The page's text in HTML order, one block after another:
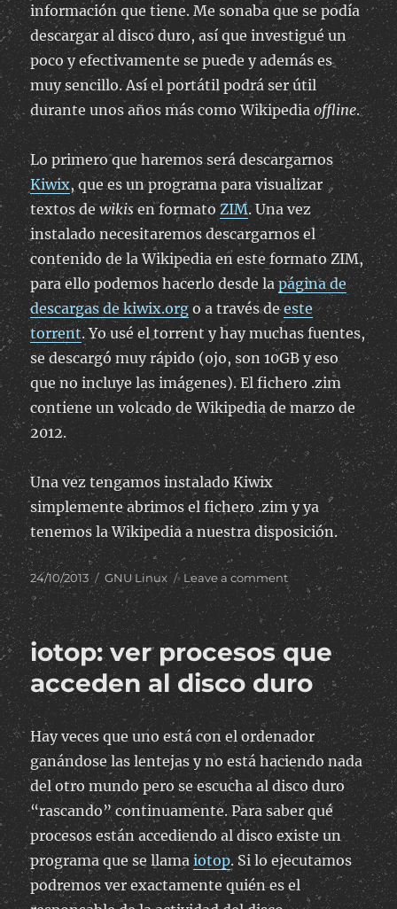
información que tiene. Me sonaba que se podía
descargar al disco duro, así que investigué un
poco y efectivamente se puede y además es
muy sencillo. Así el portátil podrá ser útil
durante unos años más como Wikipediaoffline.
Lo primero que haremos será descargarnos
Kiwix, que es un programa para visualizar
textos dewikisen formatoZIM. Una vez
instalado necesitaremos descargarnos el
contenido de la Wikipedia en este formato ZIM,
para ello podemos hacerlo desde lapágina de
descargas de kiwix.org o a través deeste
torrent. Yo usé el torrent y hay muchas fuentes,
se descargó muy rápido (ojo, son 10GB y eso
que no incluye las imágenes). El fichero .zim
contiene un volcado de Wikipedia de marzo de
2012.
Una vez tengamos instalado Kiwix
simplemente abrimos el fichero .zim y ya
tenemos la Wikipedia a nuestra disposición.
Posted
on
24/10/2013 Categories
GNU Linux Leave a commenton
Descargar
la
Wikipedia
al
disco
duro
iotop: ver procesos que
acceden al disco duro
Hay veces que uno está con el ordenador
ganándose las lentejas y no está haciendo nada
del otro mundo pero se escucha al disco duro
“rascando” continuamente. Para saber qué
procesos están accediendo al disco existe un
programa que se llamaiotop. Si lo ejecutamos
podremos ver exactamente quién es el